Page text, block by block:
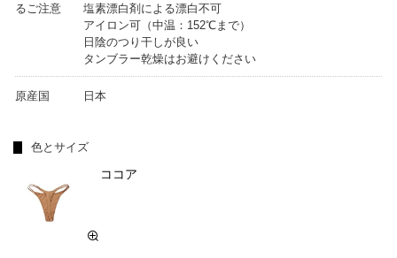
るご注意
塩素漂白剤による漂白不可
アイロン可（中温：152℃まで）
日陰のつり干しが良い
タンブラー乾燥はお避けください
原産国 日本
色とサイズ
ココア